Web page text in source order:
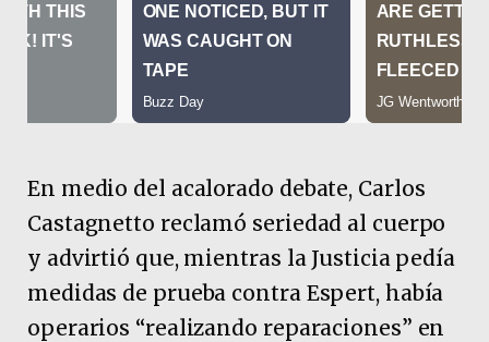
En medio del acalorado debate, Carlos
Castagnetto reclamó seriedad al cuerpo
y advirtió que, mientras la Justicia pedía
medidas de prueba contra Espert, había
operarios “realizando reparaciones” en